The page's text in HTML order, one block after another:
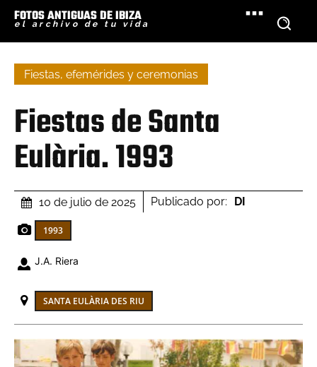
FOTOS ANTIGUAS DE IBIZA
el archivo de tu vida
Fiestas, efemérides y ceremonias
Fiestas de Santa
Eulària. 1993
10 de julio de 2025 Publicado por: DI
1993
J.A. Riera
SANTA EULÀRIA DES RIU